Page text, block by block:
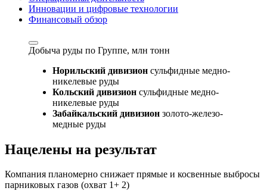
Инновации и цифровые технологии
Финансовый обзор
Добыча руды по Группе, млн тонн
Норильский дивизион сульфидные медно-
никелевые руды
Кольский дивизион сульфидные медно-
никелевые руды
Забайкальский дивизион золото-железо-
медные руды
Нацелены на результат
Компания планомерно снижает прямые и косвенные выбросы
парниковых газов (охват 1+ 2)